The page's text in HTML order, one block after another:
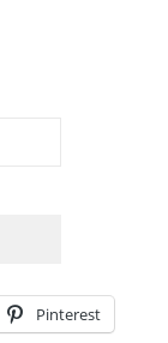
Pinterest